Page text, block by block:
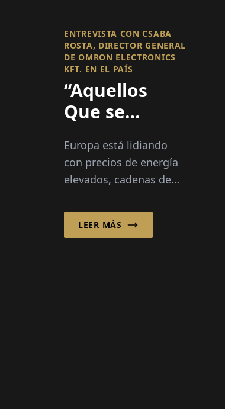
ENTREVISTA CON CSABA
ROSTA, DIRECTOR GENERAL
DE OMRON ELECTRONICS
KFT. EN EL PAÍS
“Aquellos
Que se
Estancados
se Quedan
Europa está lidiando
con precios de energía
elevados, cadenas de
una industria en
transición.
LEER MÁS